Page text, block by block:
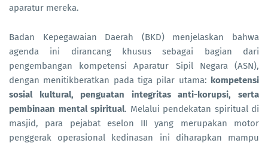
aparatur mereka.
Badan Kepegawaian Daerah (BKD) menjelaskan bahwa
agenda ini dirancang khusus sebagai bagian dari
pengembangan kompetensi Aparatur Sipil Negara (ASN),
dengan menitikberatkan pada tiga pilar utama: kompetensi
sosial kultural, penguatan integritas anti-korupsi, serta
pembinaan mental spiritual. Melalui pendekatan spiritual di
masjid, para pejabat eselon III yang merupakan motor
penggerak operasional kedinasan ini diharapkan mampu